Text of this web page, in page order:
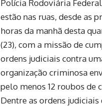
Polícia Rodoviária Federal
estão nas ruas, desde as
horas da manhã desta
(23), com a missão de
ordens judiciais contra
organização criminosa
pelo menos 12 roubos de
Dentre as ordens judiciais